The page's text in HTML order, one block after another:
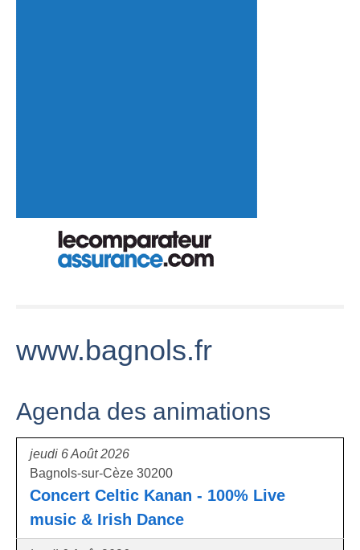
www.bagnols.fr
Agenda des animations
jeudi 6 Août 2026
Bagnols-sur-Cèze 30200
Concert Celtic Kanan - 100% Live
music & Irish Dance